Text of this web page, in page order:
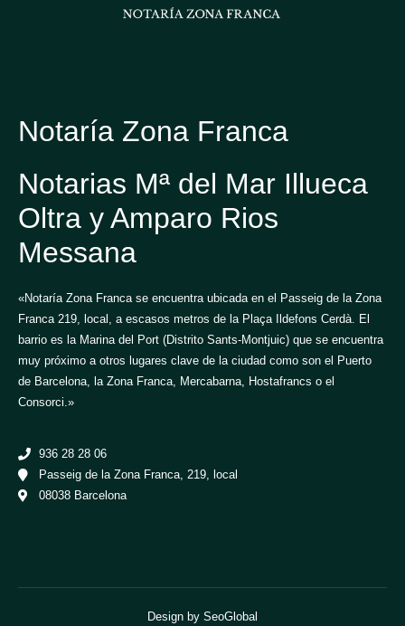
Notaría Zona Franca
Notarias Mª del Mar Illueca
Oltra y Amparo Rios
Messana
«Notaría Zona Franca se encuentra ubicada en el Passeig de la Zona
Franca 219, local, a escasos metros de la Plaça Ildefons Cerdà. El
barrio es la Marina del Port (Distrito Sants-Montjuic) que se encuentra
muy próximo a otros lugares clave de la ciudad como son el Puerto
de Barcelona, la Zona Franca, Mercabarna, Hostafrancs o el
Consorci.»
936 28 28 06
Passeig de la Zona Franca, 219, local
08038 Barcelona
Design by SeoGlobal